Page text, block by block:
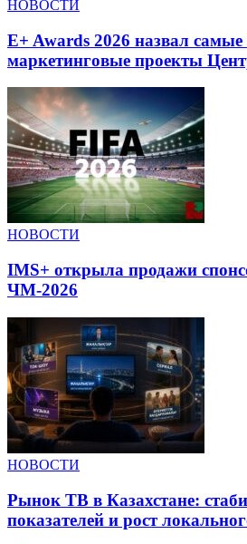
НОВОСТИ
E+ Awards 2026 назвал
маркетинговые проекты
НОВОСТИ
IMS+ открыла продажи
ЧМ-2026
НОВОСТИ
Рынок ТВ в Казахстане:
показателей и рост